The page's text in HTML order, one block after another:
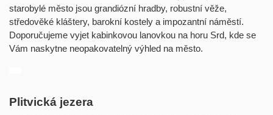
starobylé město jsou grandiózní hradby, robustní věže,
středověké kláštery, barokní kostely a impozantní náměstí.
Doporučujeme vyjet kabinkovou lanovkou na horu Srd, kde se
Vám naskytne neopakovatelný výhled na město.
Plitvická jezera